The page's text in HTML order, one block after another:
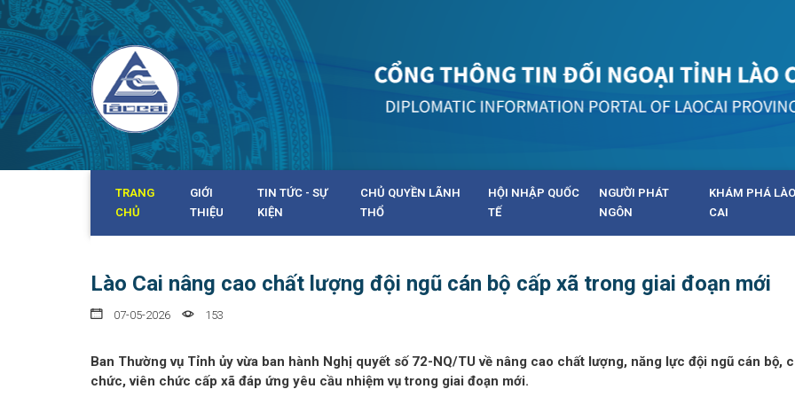
TRANG
CHỦ
GIỚI
THIỆU
TIN TỨC - SỰ
KIỆN
CHỦ QUYỀN LÃNH
THỔ
HỘI NHẬP QUỐC
TẾ
NGƯỜI PHÁT
NGÔN
KHÁM PHÁ LÀO
CAI
Lào Cai nâng cao chất lượng đội ngũ cán bộ cấp xã trong giai đoạn mới
07-05-2026 153
Ban Thường vụ Tỉnh ủy vừa ban hành Nghị quyết số 72-NQ/TU về nâng cao chất lượng, năng lực đội ngũ cán bộ,
chức, viên chức cấp xã đáp ứng yêu cầu nhiệm vụ trong giai đoạn mới.